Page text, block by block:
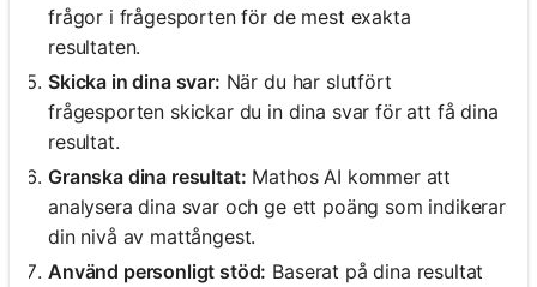
frågor i frågesporten för de mest exakta
resultaten.
Skicka in dina svar: När du har slutfört
frågesporten skickar du in dina svar för att få dina
resultat.
Granska dina resultat: Mathos AI kommer att
analysera dina svar och ge ett poäng som indikerar
din nivå av mattångest.
Använd personligt stöd: Baserat på dina resultat